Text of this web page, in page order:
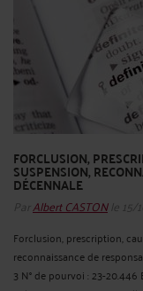
FORCLUSION,
SUSPENSION,
DÉCENNALE
ParAlbert CASTONle 15/
Forclusion, prescription,
reconnaissance de
3 N° de pourvoi : 23-20.446